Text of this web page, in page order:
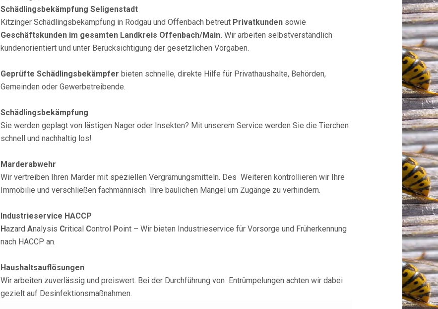
Schädlingsbekämpfung Seligenstadt
Kitzinger Schädlingsbekämpfung in Rodgau und Offenbach betreut Privatkunden sowie
Geschäftskunden im gesamten Landkreis Offenbach/Main. Wir arbeiten selbstverständlich
kundenorientiert und unter Berücksichtigung der gesetzlichen Vorgaben.
Geprüfte Schädlingsbekämpfer bieten schnelle, direkte Hilfe für Privathaushalte, Behörden,
Gemeinden oder Gewerbetreibende.
Schädlingsbekämpfung
Sie werden geplagt von lästigen Nager oder Insekten? Mit unserem Service werden Sie die Tierchen
schnell und nachhaltig los!
Marderabwehr
Wir vertreiben Ihren Marder mit speziellen Vergrämungsmitteln. Des Weiteren kontrollieren wir Ihre
Immobilie und verschließen fachmännisch Ihre baulichen Mängel um Zugänge zu verhindern.
Industrieservice HACCP
Hazard Analysis Critical Control Point – Wir bieten Industrieservice für Vorsorge und Früherkennung
nach HACCP an.
Haushaltsauflösungen
Wir arbeiten zuverlässig und preiswert. Bei der Durchführung von Entrümpelungen achten wir dabei
gezielt auf Desinfektionsmaßnahmen.